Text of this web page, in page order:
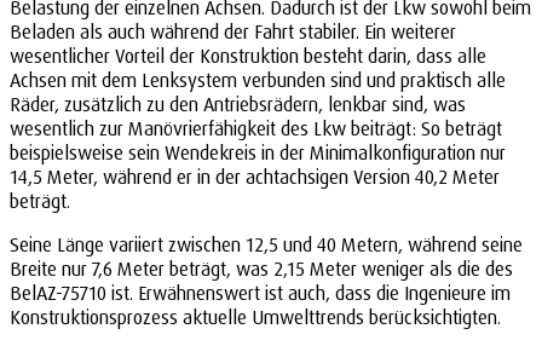
Belastung der einzelnen Achsen. Dadurch ist der Lkw sowohl beim
Beladen als auch während der Fahrt stabiler. Ein weiterer
wesentlicher Vorteil der Konstruktion besteht darin, dass alle
Achsen mit dem Lenksystem verbunden sind und praktisch alle
Räder, zusätzlich zu den Antriebsrädern, lenkbar sind, was
wesentlich zur Manövrierfähigkeit des Lkw beiträgt: So beträgt
beispielsweise sein Wendekreis in der Minimalkonfiguration nur
14,5 Meter, während er in der achtachsigen Version 40,2 Meter
beträgt.
Seine Länge variiert zwischen 12,5 und 40 Metern, während seine
Breite nur 7,6 Meter beträgt, was 2,15 Meter weniger als die des
BelAZ-75710 ist. Erwähnenswert ist auch, dass die Ingenieure im
Konstruktionsprozess aktuelle Umwelttrends berücksichtigten.